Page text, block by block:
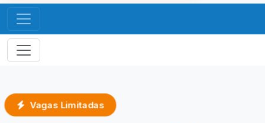
Vagas Limitadas